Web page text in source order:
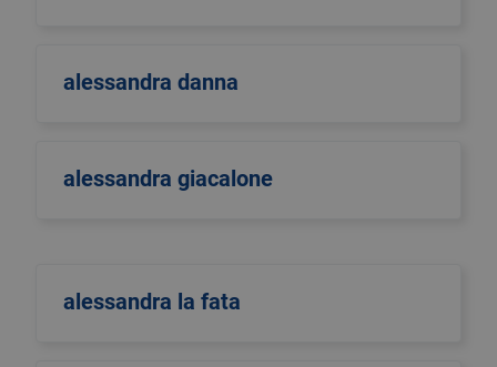
alessandra danna
alessandra giacalone
alessandra la fata